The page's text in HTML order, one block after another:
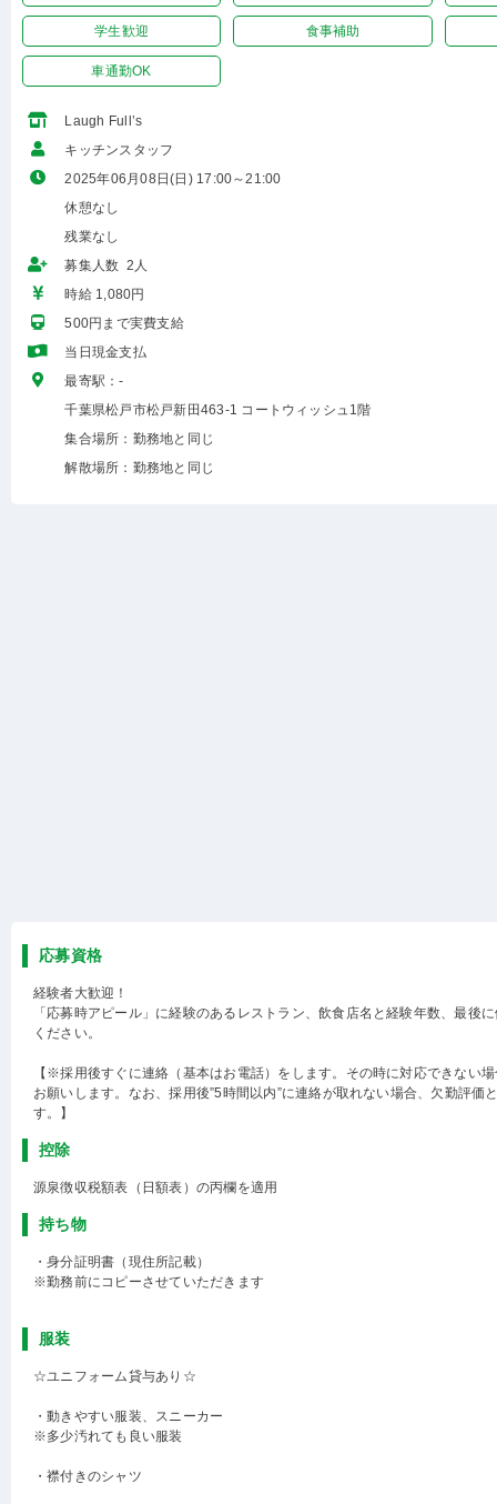
学生歓迎 食事補助
車通勤OK
Laugh Full’s
キッチンスタッフ
2025年06月08日(日) 17:00～21:00
休憩なし
残業なし
募集人数 2人
時給 1,080円
500円まで実費支給
当日現金支払
最寄駅：-
千葉県松戸市松戸新田463-1 コートウィッシュ1階
集合場所：勤務地と同じ
解散場所：勤務地と同じ
応募資格
経験者大歓迎！
「応募時アピール」に経験のあるレストラン、飲食店名と経験年数、最後
ください。
【※採用後すぐに連絡（基本はお電話）をします。その時に対応できない
お願いします。なお、採用後”5時間以内”に連絡が取れない場合、欠勤評価
す。】
控除
源泉徴収税額表（日額表）の丙欄を適用
持ち物
・身分証明書（現住所記載）
※勤務前にコピーさせていただきます
服装
☆ユニフォーム貸与あり☆
・動きやすい服装、スニーカー
※多少汚れても良い服装
・襟付きのシャツ